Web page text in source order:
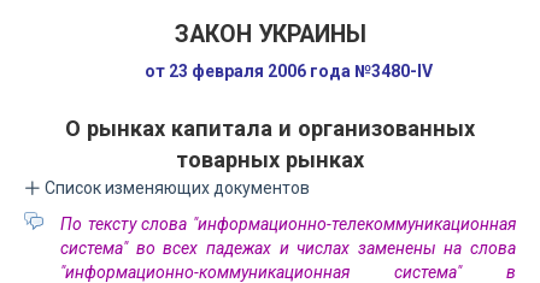
ЗАКОН УКРАИНЫ
от 23 февраля 2006 года №3480-IV
О рынках капитала и организованных
товарных рынках
Список изменяющих документов
По тексту слова "информационно-телекоммуникационная
система" во всех падежах и числах заменены на слова
"информационно-коммуникационная система" в